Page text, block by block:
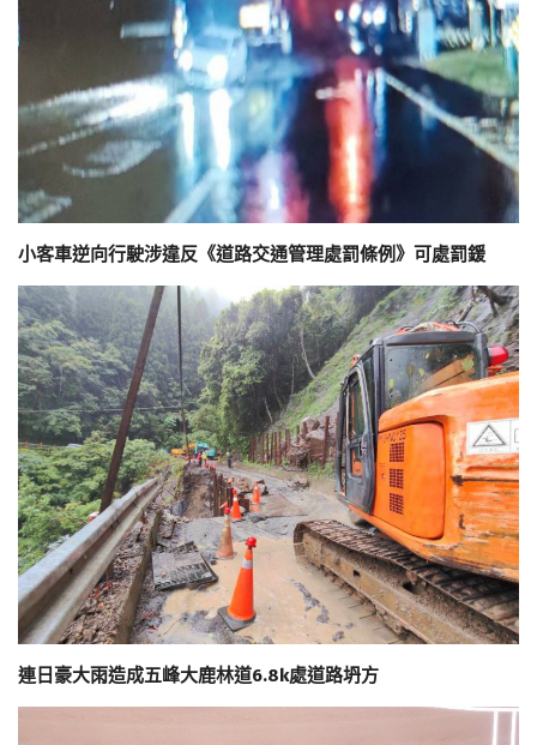
小客車逆向行駛涉違反《道路交通管理處罰條例》可處罰鍰
連日豪大雨造成五峰大鹿林道6.8k處道路坍方